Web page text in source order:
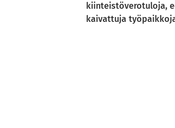
kiinteistöverotuloja,
kaivattuja